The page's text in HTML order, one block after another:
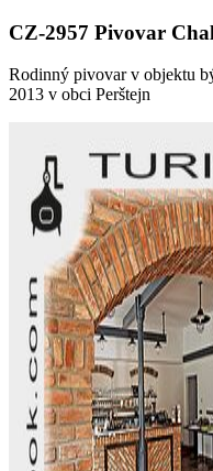
CZ-2957 Pivovar
Rodinný pivovar v objektu
2013 v obci Perštejn